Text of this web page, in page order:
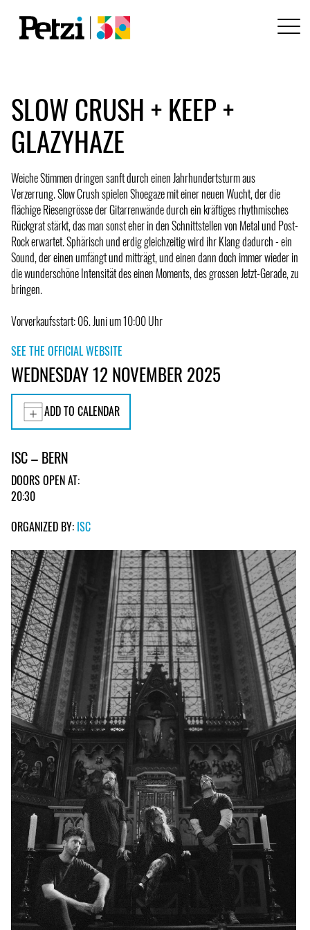
SLOW CRUSH + KEEP +
GLAZYHAZE
Weiche Stimmen dringen sanft durch einen Jahrhundertsturm aus
Verzerrung. Slow Crush spielen Shoegaze mit einer neuen Wucht, der die
flächige Riesengrösse der Gitarrenwände durch ein kräftiges rhythmisches
Rückgrat stärkt, das man sonst eher in den Schnittstellen von Metal und Post-
Rock erwartet. Sphärisch und erdig gleichzeitig wird ihr Klang dadurch - ein
Sound, der einen umfängt und mitträgt, und einen dann doch immer wieder in
die wunderschöne Intensität des einen Moments, des grossen Jetzt-Gerade, zu
bringen.
Vorverkaufsstart: 06. Juni um 10:00 Uhr
SEE THE OFFICIAL WEBSITE
WEDNESDAY 12 NOVEMBER 2025
ADD TO CALENDAR
ISC – BERN
DOORS OPEN AT:
20:30
ORGANIZED BY: ISC